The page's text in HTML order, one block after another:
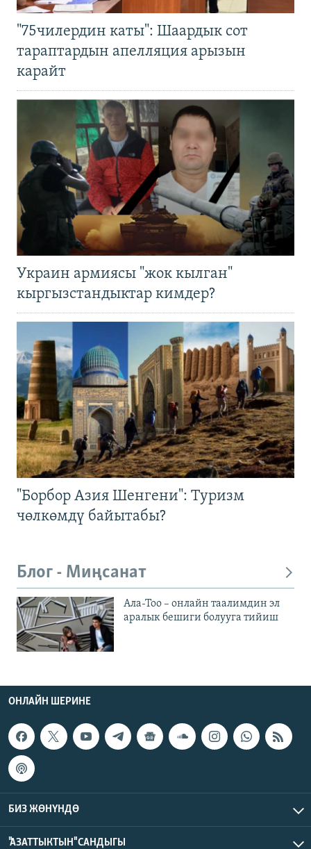
"75чилердин каты": Шаардык сот
тараптардын апелляция арызын
карайт
Украин армиясы "жок кылган"
кыргызстандыктар кимдер?
"Борбор Азия Шенгени": Туризм
чөлкөмдү байытабы?
Блог - Миңсанат
Ала-Тоо – онлайн таалимдин эл
аралык бешиги болууга тийиш
ОНЛАЙН ШЕРИНЕ
БИЗ ЖӨНҮНДӨ
"АЗАТТЫКТЫН" САНДЫГЫ